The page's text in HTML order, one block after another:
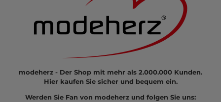
modeherz - Der Shop mit mehr als 2.000.000 Kunden.
Hier kaufen Sie sicher und bequem ein.
Werden Sie Fan von modeherz und folgen Sie uns: